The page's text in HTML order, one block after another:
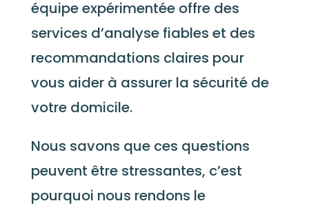
équipe expérimentée offre des
services d’analyse fiables et des
recommandations claires pour
vous aider à assurer la sécurité de
votre domicile.
Nous savons que ces questions
peuvent être stressantes, c’est
pourquoi nous rendons le